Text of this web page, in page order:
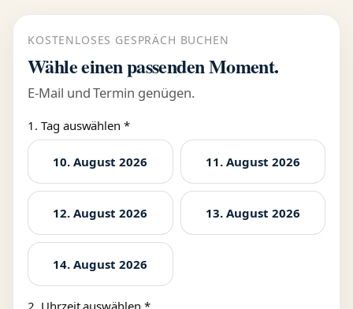
KOSTENLOSES GESPRÄCH BUCHEN
Wähle einen passenden Moment.
E-Mail und Termin genügen.
1. Tag auswählen *
10. August 2026 11. August 2026
12. August 2026 13. August 2026
14. August 2026
2. Uhrzeit auswählen *